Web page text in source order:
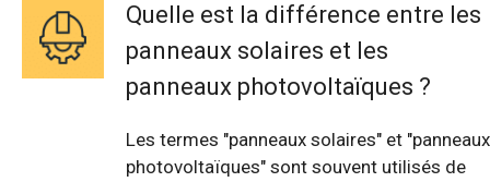
Quelle est la différence entre les
panneaux solaires et les
panneaux photovoltaïques ?
Les termes "panneaux solaires" et "panneaux
photovoltaïques" sont souvent utilisés de